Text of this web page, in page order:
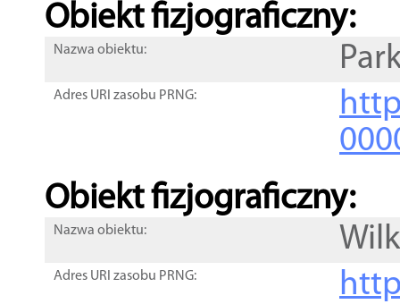
Obiekt fizjograficzny:
Nazwa obiektu:
Adres URI zasobu PRNG:
Obiekt fizjograficzny:
Nazwa obiektu:
Adres URI zasobu PRNG: